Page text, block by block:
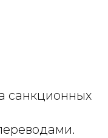
санкционных